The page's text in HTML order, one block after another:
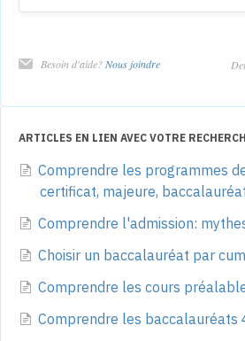
Besoin d'aide?Nous joindre
ARTICLES EN LIEN AVEC VOTRE
Comprendre les programmes
certificat, majeure,
Comprendre l'admission:
Choisir un baccalauréat par
Comprendre les cours
Comprendre les baccalauréats